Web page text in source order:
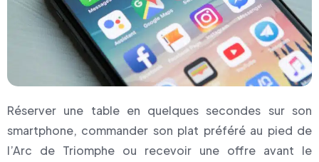
Réserver une table en quelques secondes sur son
smartphone, commander son plat préféré au pied de
l’Arc de Triomphe ou recevoir une offre avant le